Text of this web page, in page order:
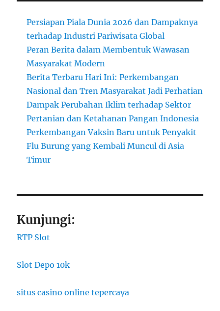
Persiapan Piala Dunia 2026 dan Dampaknya
terhadap Industri Pariwisata Global
Peran Berita dalam Membentuk Wawasan
Masyarakat Modern
Berita Terbaru Hari Ini: Perkembangan
Nasional dan Tren Masyarakat Jadi Perhatian
Dampak Perubahan Iklim terhadap Sektor
Pertanian dan Ketahanan Pangan Indonesia
Perkembangan Vaksin Baru untuk Penyakit
Flu Burung yang Kembali Muncul di Asia
Timur
Kunjungi:
RTP Slot
Slot Depo 10k
situs casino online tepercaya